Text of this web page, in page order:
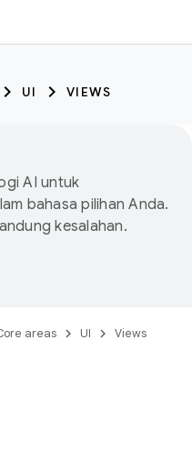
UI VIEWS
AI untuk
bahasa pilihan Anda.
kesalahan.
areas UI Views